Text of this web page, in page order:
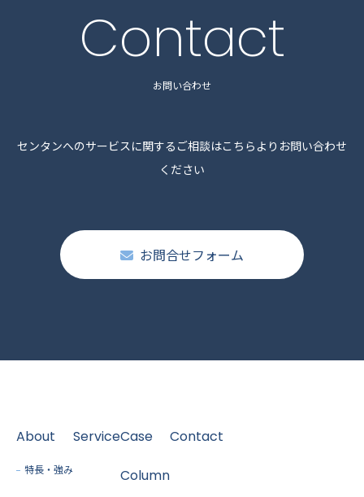
Contact
お問い合わせ
センタンへのサービスに関するご相談はこちらよりお問い合わせ
ください
お問合せフォーム
About
特長・強み
ServiceCase
Column
Contact